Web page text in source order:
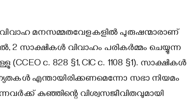
വിവാഹ മനസമ്മതവേളകളില്‍ പുരുഷന്മാരാണ്
2 സാക്ഷികള്‍ വിവാഹം പരികര്‍മ്മം ചെയ്യുന്ന
c. 828 §1, CIC c. 1108 §1). സാക്ഷികള്‍
എന്തായിരിക്കണമെന്നോ സഭാ നിയമം
കുഞ്ഞിന്റെ വിശ്വസജീവിതവുമായി